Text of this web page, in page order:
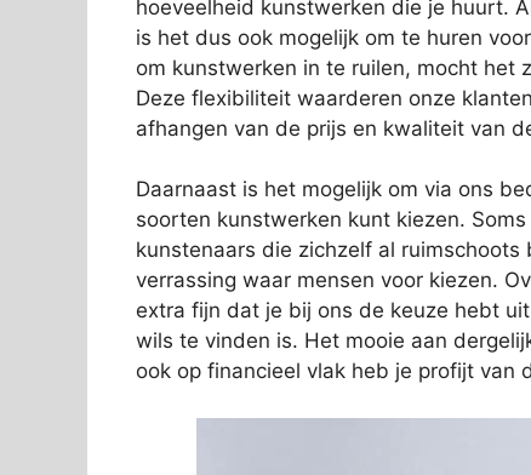
hoeveelheid kunstwerken die je huurt.
is het dus ook mogelijk om te huren
om kunstwerken in te ruilen, mocht het
Deze flexibiliteit waarderen onze
afhangen van de prijs en kwaliteit van
Daarnaast is het mogelijk om via ons
soorten kunstwerken kunt kiezen.
kunstenaars die zichzelf al
verrassing waar mensen voor kiezen.
extra fijn dat je bij ons de keuze hebt
wils te vinden is. Het mooie aan
ook op financieel vlak heb je profijt van